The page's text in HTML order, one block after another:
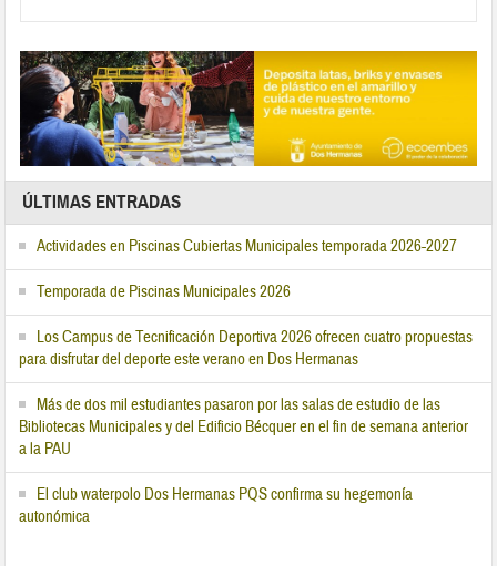
ÚLTIMAS ENTRADAS
Actividades en Piscinas Cubiertas Municipales temporada 2026-2027
Temporada de Piscinas Municipales 2026
Los Campus de Tecnificación Deportiva 2026 ofrecen cuatro propuestas
para disfrutar del deporte este verano en Dos Hermanas
Más de dos mil estudiantes pasaron por las salas de estudio de las
Bibliotecas Municipales y del Edificio Bécquer en el fin de semana anterior
a la PAU
El club waterpolo Dos Hermanas PQS confirma su hegemonía
autonómica